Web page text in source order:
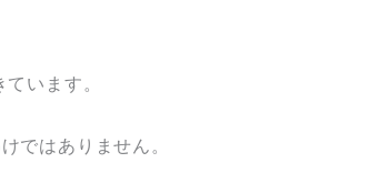
います。
ではありません。